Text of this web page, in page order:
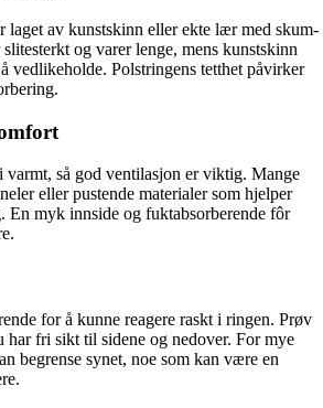
laget av kunstskinn eller ekte lær med skum-
og varer lenge, mens kunstskinn
vedlikeholde. Polstringens tetthet påvirker
så god ventilasjon er viktig. Mange
eller pustende materialer som hjelper
En myk innside og fuktabsorberende fôr
for å kunne reagere raskt i ringen. Prøv
har fri sikt til sidene og nedover. For mye
begrense synet, noe som kan være en